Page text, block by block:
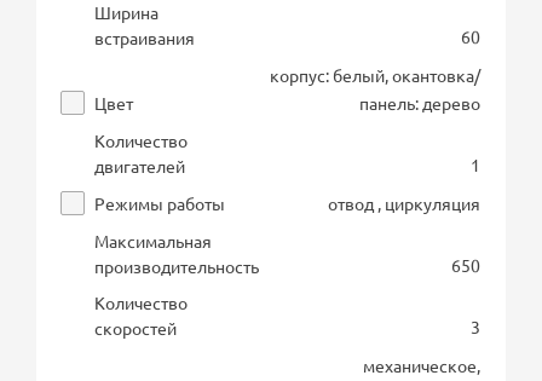
Ширина
встраивания
60
Цвет
корпус: белый, окантовка/
панель: дерево
Количество
двигателей
1
Режимы работы
отвод , циркуляция
Максимальная
производительность
650
Количество
скоростей
3
механическое,